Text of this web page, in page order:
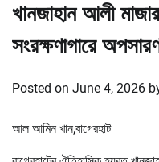
খানজাহান আলী
সংরক্ষণাগারে
Posted on June 4, 2026
আল আমিন খান,বাগেরহাট